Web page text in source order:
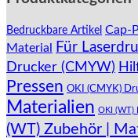
Bedruckbare Artikel Cap-
Material
Für
Drucker (CMYW)
Pressen OKI (CMYK)
Materialien OKI (WT)
(WT) Zubehör |